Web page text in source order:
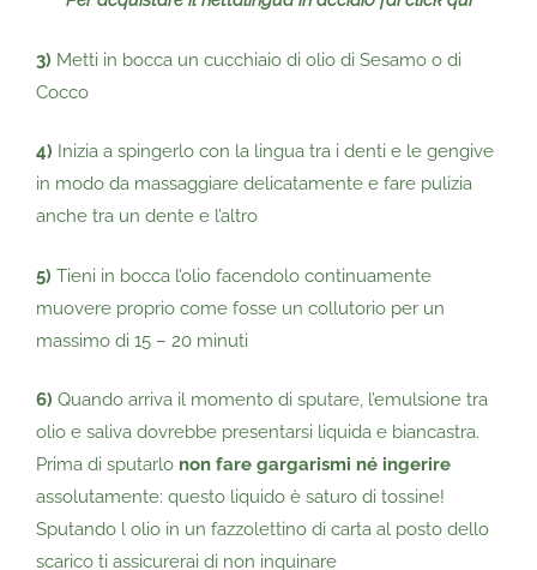
3) Metti in bocca un cucchiaio di olio di Sesamo o di
Cocco
4) Inizia a spingerlo con la lingua tra i denti e le gengive
in modo da massaggiare delicatamente e fare pulizia
anche tra un dente e l’altro
5) Tieni in bocca l’olio facendolo continuamente
muovere proprio come fosse un collutorio per un
massimo di 15 – 20 minuti
6) Quando arriva il momento di sputare, l’emulsione tra
olio e saliva dovrebbe presentarsi liquida e biancastra.
Prima di sputarlo non fare gargarismi né ingerire
assolutamente: questo liquido è saturo di tossine!
Sputando l olio in un fazzolettino di carta al posto dello
scarico ti assicurerai di non inquinare